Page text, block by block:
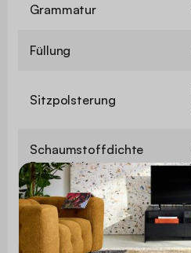
Grammatur
Füllung
Sitzpolsterung
Schaumstoffdichte
Rückenlehne
Polsterung kleine
Kissen